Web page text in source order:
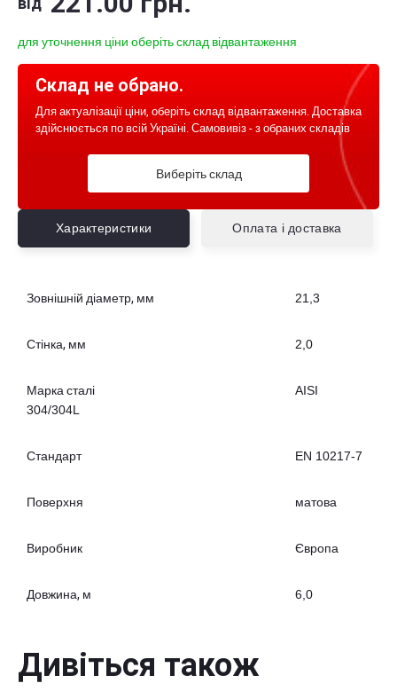
для уточнення ціни оберіть склад відвантаження
Склад не обрано.
Для актуалізації ціни, оберіть склад відвантаження. Доставка
здійснюється по всій Україні. Самовивіз - з обраних складів
Виберіть склад
Характеристики Оплата і доставка
Зовнішній діаметр, мм 21,3
Стінка, мм 2,0
Марка сталі
AISI
304/304L
Стандарт EN 10217-7
Поверхня матова
Виробник Європа
Довжина, м 6,0
Дивіться також